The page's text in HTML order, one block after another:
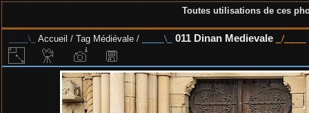
Toutes utilisations de ces
Accueil / Tag Médiévale / 011 Dinan Medievale